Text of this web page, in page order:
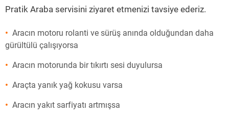
Pratik Araba servisini ziyaret etmenizi tavsiye ederiz.
Aracın motoru rolanti ve sürüş anında olduğundan daha
gürültülü çalışıyorsa
Aracın motorunda bir tıkırtı sesi duyulursa
Araçta yanık yağ kokusu varsa
Aracın yakıt sarfiyatı artmışsa